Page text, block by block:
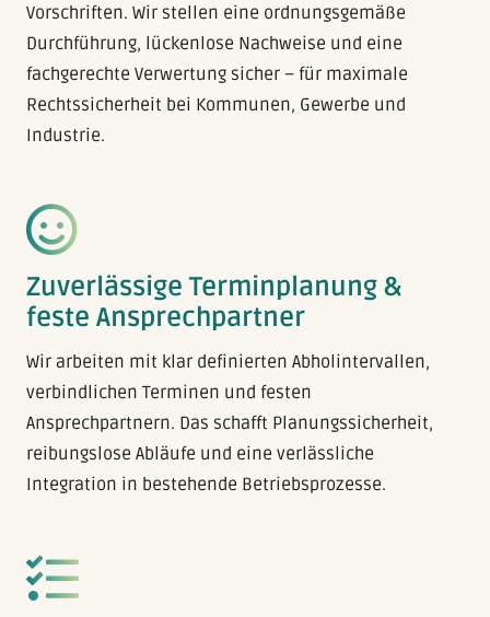
Vorschriften. Wir stellen eine ordnungsgemäße
Durchführung, lückenlose Nachweise und eine
fachgerechte Verwertung sicher – für maximale
Rechtssicherheit bei Kommunen, Gewerbe und
Industrie.
Zuverlässige Terminplanung &
feste Ansprechpartner
Wir arbeiten mit klar definierten Abholintervallen,
verbindlichen Terminen und festen
Ansprechpartnern. Das schafft Planungssicherheit,
reibungslose Abläufe und eine verlässliche
Integration in bestehende Betriebsprozesse.